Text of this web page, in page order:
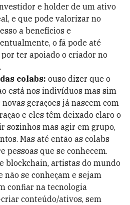
e holder de um ativo
e que pode valorizar no
a benefícios e
o fã pode até
ter apoiado o criador no
colabs: ouso dizer que o
está nos indivíduos mas sim
gerações já nascem com
e eles têm deixado claro o
sozinhos mas agir em grupo,
Mas até então as colabs
pessoas que se conhecem.
blockchain, artistas do mundo
não se conheçam e sejam
confiar na tecnologia
conteúdo/ativos, sem